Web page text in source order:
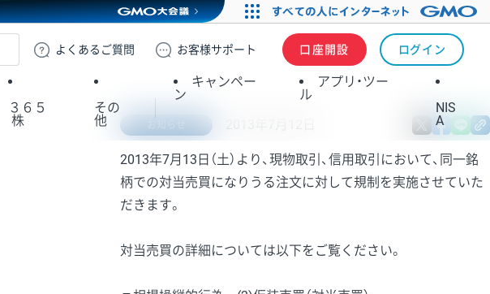
GMOクリック証券
よくある ご質問 お客様サポート 口座開設 ログイン
３６５
株
その
他
キャンペー
ン
アプリ・ツー
ル
NIS
A
X
2013年7月13日（土）より、現物取引、信用取引において、同一銘
柄での対当売買になりうる注文に対して規制を実施させていた
だきます。
対当売買の詳細については以下をご覧ください。